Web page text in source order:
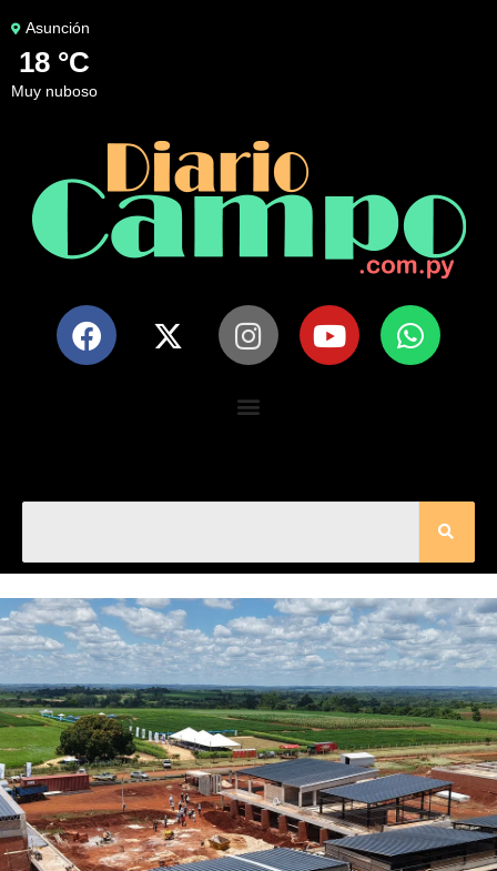
Asunción
18 °C
muy nuboso